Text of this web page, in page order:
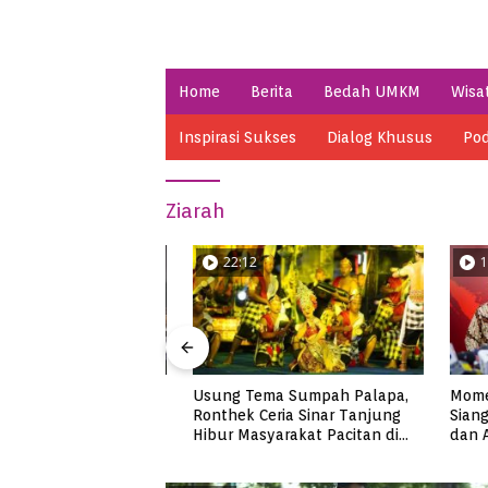
Home Berita Bedah UMKM
Inspirasi Sukses Dialog Khusus
Ziarah
22:12
Usung Tema Sumpah Palapa,
Ronthek Ceria Sinar Tanjung
Hibur Masyarakat Pacitan di
16:15
Momen
Siang
dan